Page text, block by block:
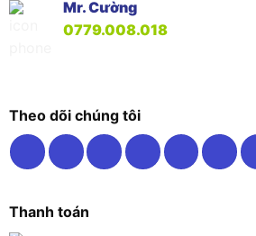
Mr. Cường
0779.008.018
Theo dõi chúng tôi
Thanh toán